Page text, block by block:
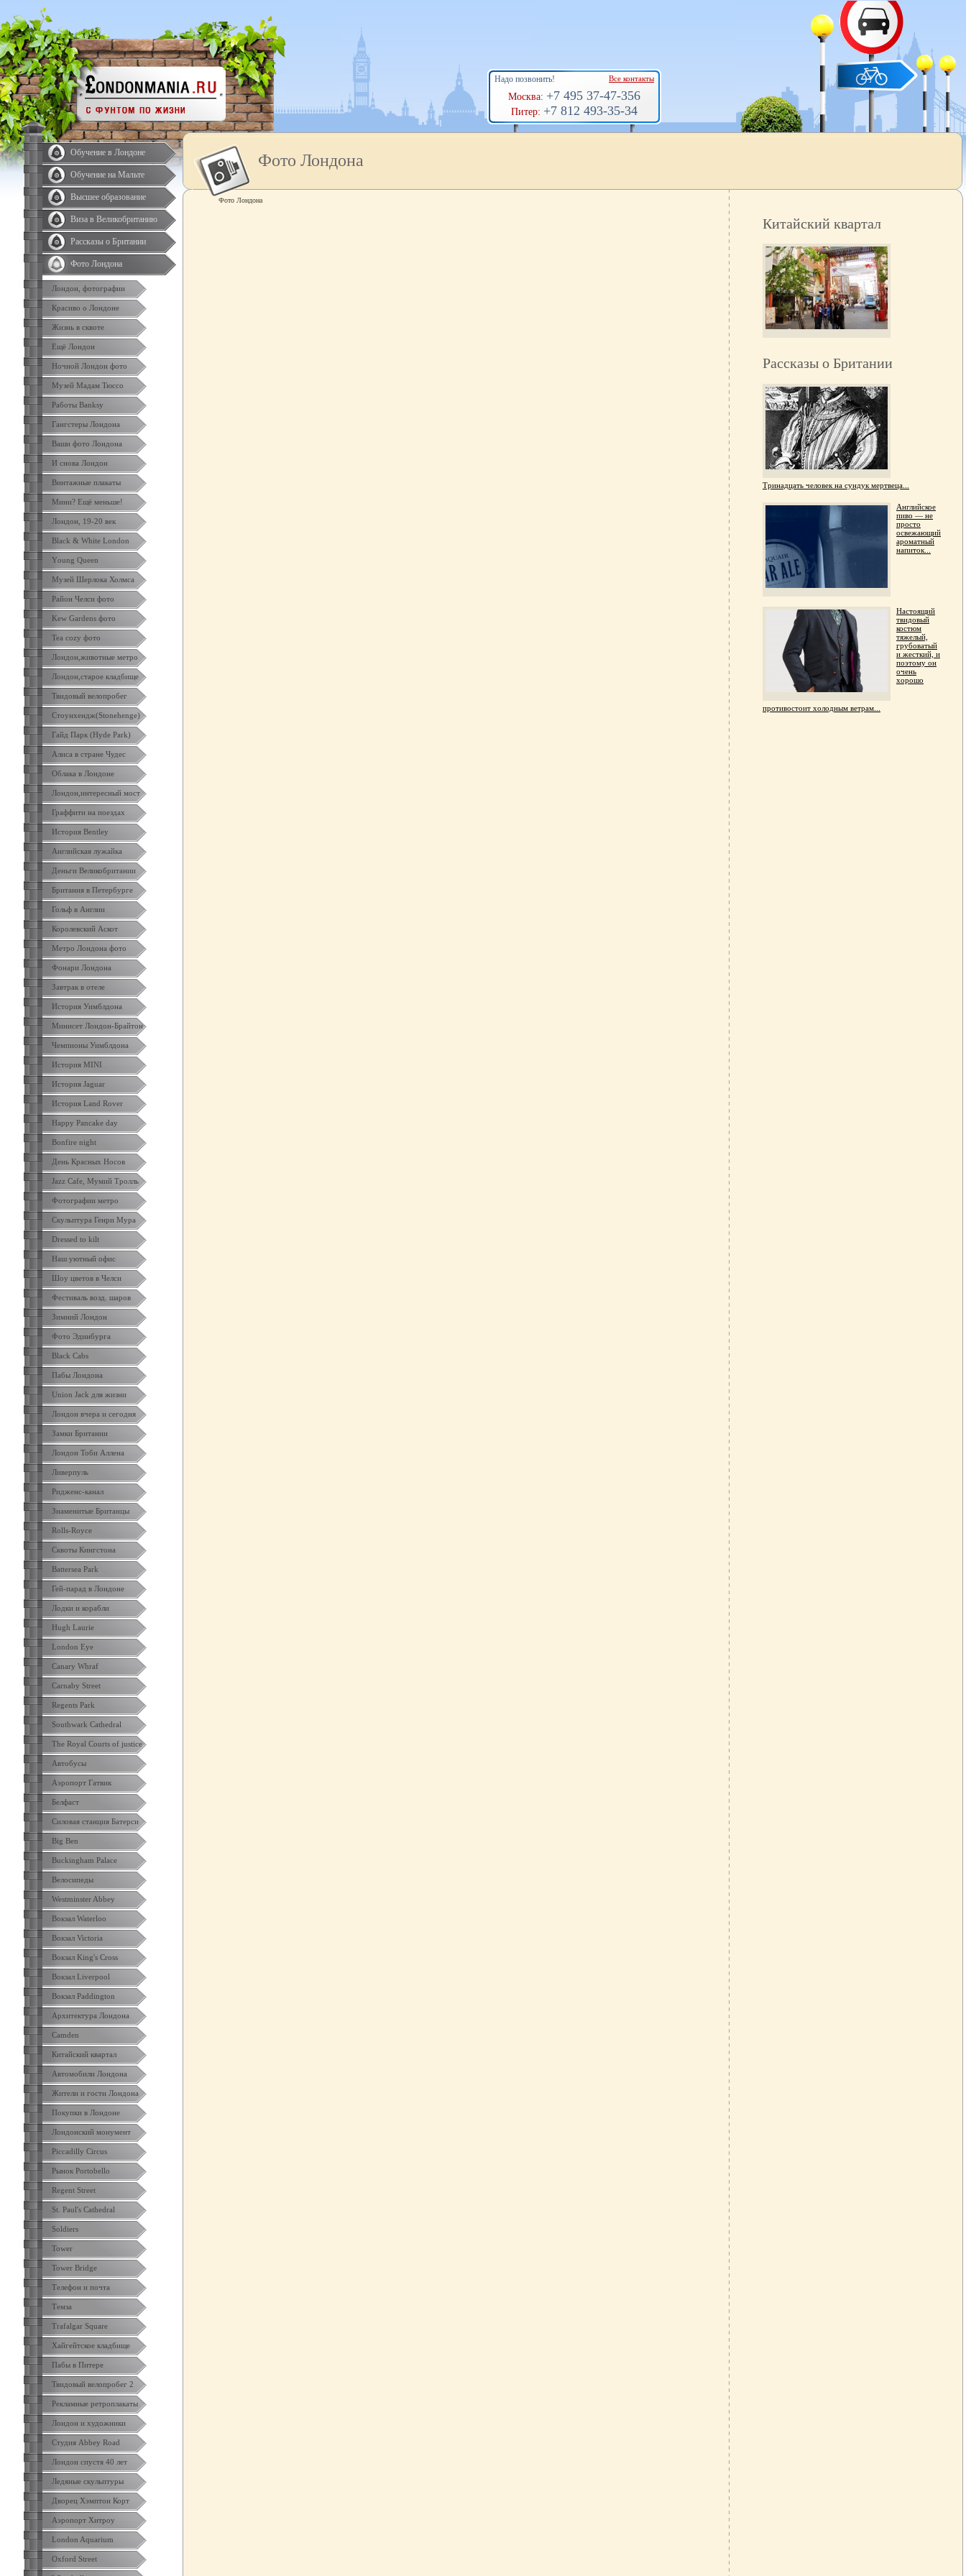
Обучение в Лондоне
Обучение на Мальте
Высшее образование
Виза в Великобританию
Рассказы о Британии
Фото Лондона
Лондон, фотографии
Красиво о Лондоне
Жизнь в сквоте
Ещё Лондон
Ночной Лондон фото
Музей Мадам Тюссо
Работы Banksy
Гангстеры Лондона
Ваши фото Лондона
И снова Лондон
Винтажные плакаты
Мини? Ещё меньше!
Лондон, 19-20 век
Black & White London
Yоung Queen
Музей Шерлока Холмса
Район Челси фото
Kew Gardens фото
Tea cozy фото
Лондон,животные метро
Лондон,старое кладбище
Твидовый велопробег
Стоунхендж(Stonehenge)
Гайд Парк (Hyde Park)
Алиса в стране Чудес
Облака в Лондоне
Лондон,интересный мост
Граффити на поездах
История Bentley
Английская лужайка
Деньги Великобритании
Британия в Петербурге
Гольф в Англии
Королевский Аскот
Метро Лондона фото
Фонари Лондона
Завтрак в отеле
История Уимблдона
Минисет Лондон-Брайтон
Чемпионы Уимблдона
История MINI
История Jaguar
История Land Rover
Happy Pancake day
Bonfire night
День Красных Носов
Jazz Cafe, Мумий Тролль
Фотографии метро
Скульптура Генри Мура
Dressed to kilt
Наш уютный офис
Шоу цветов в Челси
Фестиваль возд. шаров
Зимний Лондон
Фото Эдинбурга
Black Cabs
Пабы Лондона
Union Jack для жизни
Лондон вчера и сегодня
Замки Британии
Лондон Тоби Аллена
Ливерпуль
Ридженс-канал
Знаменитые Британцы
Rolls-Royce
Сквоты Кингстона
Battersea Park
Гей-парад в Лондоне
Лодки и корабли
Hugh Laurie
London Eye
Canary Whraf
Carnaby Street
Regents Park
Southwark Cathedral
The Royal Courts of justice
Автобусы
Аэропорт Гатвик
Белфаст
Силовая станция Батерси
Big Ben
Buckingham Palace
Велосипеды
Westminster Abbey
Вокзал Waterloo
Вокзал Victoria
Вокзал King's Cross
Вокзал Liverpool
Вокзал Paddington
Архитектура Лондона
Camden
Китайский квартал
Автомобили Лондона
Жители и гости Лондона
Покупки в Лондоне
Лондонский монумент
Piccadilly Circus
Рынок Portobello
Regent Street
St. Paul's Cathedral
Soldiers
Tower
Tower Bridge
Телефон и почта
Темза
Trafalgar Square
Хайгейтское кладбище
Пабы в Питере
Твидовый велопробег 2
Рекламные ретроплакаты
Лондон и художники
Студия Abbey Road
Лондон спустя 40 лет
Ледяные скульптуры
Дворец Хэмптон Корт
Аэропорт Хитроу
London Aquarium
Oxford Street
Надо позвонить! Все контакты
Москва: +7 495 37-47-356
Питер: +7 812 493-35-34
Фото Лондона
Фото Лондона
Китайский квартал
Рассказы о Британии
Тринадцать человек на сундук мертвеца...
Английское
пиво — не
просто
освежающий
ароматный
напиток...
Настоящий
твидовый
костюм
тяжелый,
грубоватый
и жесткий, и
поэтому он
очень
хорошо
противостоит холодным ветрам...